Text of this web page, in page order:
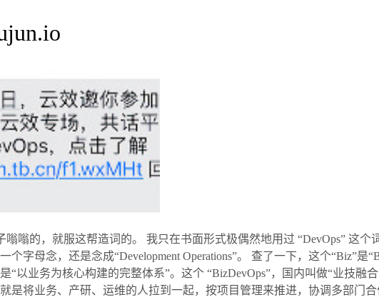
嗡嗡的，就服这帮造词的。 我只在书面形式极偶然地用过 “DevOps” 这
字母念，还是念成“Development Operations”。 查了一下，这个“Biz”是
“以业务为核心构建的完整体系”。这个 “BizDevOps”，国内叫做“业技融
是将业务、产研、运维的人拉到一起，按项目管理来推进，协调多部门